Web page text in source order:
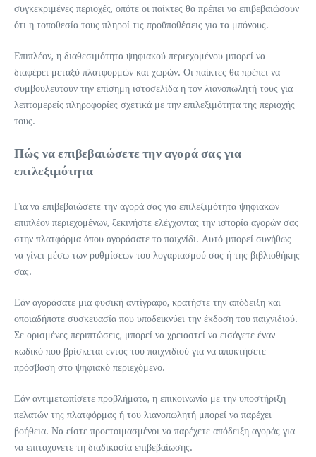
συγκεκριμένες περιοχές, οπότε οι παίκτες θα πρέπει να επιβεβαιώσουν
ότι η τοποθεσία τους πληροί τις προϋποθέσεις για τα μπόνους.
Επιπλέον, η διαθεσιμότητα ψηφιακού περιεχομένου μπορεί να
διαφέρει μεταξύ πλατφορμών και χωρών. Οι παίκτες θα πρέπει να
συμβουλευτούν την επίσημη ιστοσελίδα ή τον λιανοπωλητή τους για
λεπτομερείς πληροφορίες σχετικά με την επιλεξιμότητα της περιοχής
τους.
Πώς να επιβεβαιώσετε την αγορά σας για
επιλεξιμότητα
Για να επιβεβαιώσετε την αγορά σας για επιλεξιμότητα ψηφιακών
επιπλέον περιεχομένων, ξεκινήστε ελέγχοντας την ιστορία αγορών σας
στην πλατφόρμα όπου αγοράσατε το παιχνίδι. Αυτό μπορεί συνήθως
να γίνει μέσω των ρυθμίσεων του λογαριασμού σας ή της βιβλιοθήκης
σας.
Εάν αγοράσατε μια φυσική αντίγραφο, κρατήστε την απόδειξη και
οποιαδήποτε συσκευασία που υποδεικνύει την έκδοση του παιχνιδιού.
Σε ορισμένες περιπτώσεις, μπορεί να χρειαστεί να εισάγετε έναν
κωδικό που βρίσκεται εντός του παιχνιδιού για να αποκτήσετε
πρόσβαση στο ψηφιακό περιεχόμενο.
Εάν αντιμετωπίσετε προβλήματα, η επικοινωνία με την υποστήριξη
πελατών της πλατφόρμας ή του λιανοπωλητή μπορεί να παρέχει
βοήθεια. Να είστε προετοιμασμένοι να παρέχετε απόδειξη αγοράς για
να επιταχύνετε τη διαδικασία επιβεβαίωσης.